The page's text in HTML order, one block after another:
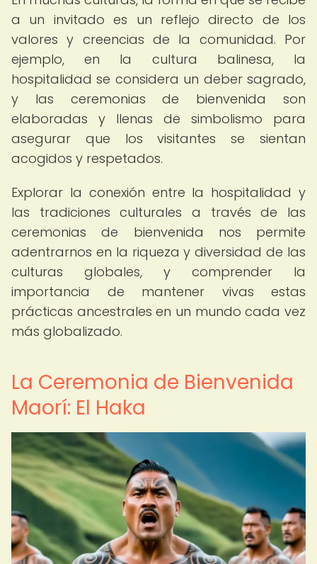
a un invitado es un reflejo directo de los
valores y creencias de la comunidad. Por
ejemplo, en la cultura balinesa, la
hospitalidad se considera un deber sagrado,
y las ceremonias de bienvenida son
elaboradas y llenas de simbolismo para
asegurar que los visitantes se sientan
acogidos y respetados.
Explorar la conexión entre la hospitalidad y
las tradiciones culturales a través de las
ceremonias de bienvenida nos permite
adentrarnos en la riqueza y diversidad de las
culturas globales, y comprender la
importancia de mantener vivas estas
prácticas ancestrales en un mundo cada vez
más globalizado.
La Ceremonia de Bienvenida
Maorí: El Haka